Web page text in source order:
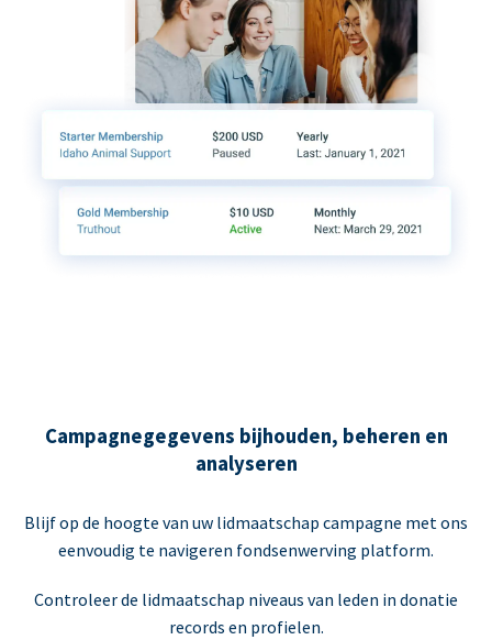
Campagnegegevens bijhouden, beheren en
analyseren
Blijf op de hoogte van uw lidmaatschap campagne met ons
eenvoudig te navigeren fondsenwerving platform.
Controleer de lidmaatschap niveaus van leden in donatie
records en profielen.